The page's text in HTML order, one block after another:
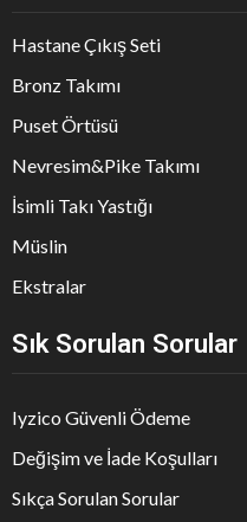
Hastane Çıkış Seti
Bronz Takımı
Puset Örtüsü
Nevresim&Pike Takımı
İsimli Takı Yastığı
Müslin
Ekstralar
Sık Sorulan Sorular
Iyzico Güvenli Ödeme
Değişim ve İade Koşulları
Sıkça Sorulan Sorular